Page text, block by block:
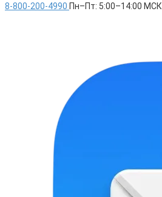
8-800-200-4990 Пн–Пт: 5:00–14:00 МСК